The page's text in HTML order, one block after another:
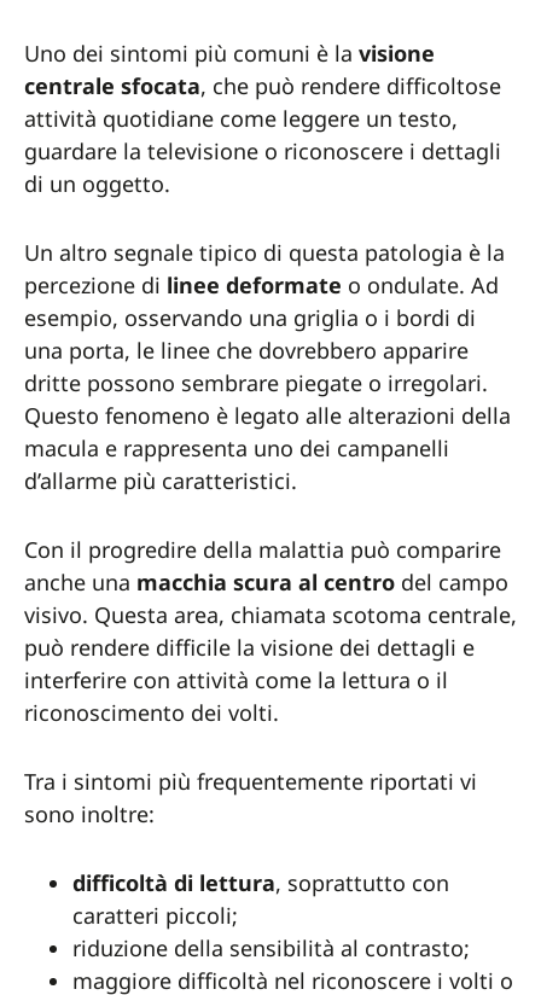
Uno dei sintomi più comuni è la visione
centrale sfocata, che può rendere difficoltose
attività quotidiane come leggere un testo,
guardare la televisione o riconoscere i dettagli
di un oggetto.
Un altro segnale tipico di questa patologia è la
percezione di linee deformate o ondulate. Ad
esempio, osservando una griglia o i bordi di
una porta, le linee che dovrebbero apparire
dritte possono sembrare piegate o irregolari.
Questo fenomeno è legato alle alterazioni della
macula e rappresenta uno dei campanelli
d’allarme più caratteristici.
Con il progredire della malattia può comparire
anche una macchia scura al centro del campo
visivo. Questa area, chiamata scotoma centrale,
può rendere difficile la visione dei dettagli e
interferire con attività come la lettura o il
riconoscimento dei volti.
Tra i sintomi più frequentemente riportati vi
sono inoltre:
difficoltà di lettura, soprattutto con
caratteri piccoli;
riduzione della sensibilità al contrasto;
maggiore difficoltà nel riconoscere i volti o